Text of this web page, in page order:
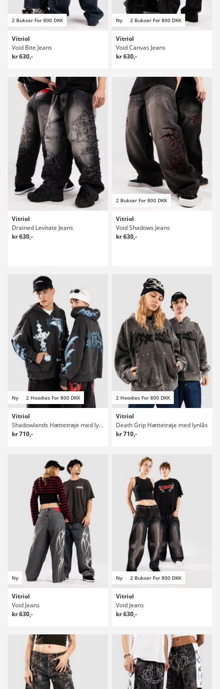
2 Bukser For 800 DKK
Vitriol
Void Bite Jeans
kr 630,-
Ny 2 Bukser For 800 DKK
Vitriol
Void Canvas Jeans
kr 630,-
Vitriol
Drained Levitate Jeans
kr 630,-
2 Bukser For 800 DKK
Vitriol
Void Shadows Jeans
kr 630,-
Ny 2 Hoodies For 800 DKK
Vitriol
Shadowlands Hættetrøje med lynlås
kr 710,-
2 Hoodies For 800 DKK
Vitriol
Death Grip Hættetrøje med lynlås
kr 710,-
Ny
Vitriol
Void Jeans
kr 630,-
Ny 2 Bukser For 800 DKK
Vitriol
Void Jeans
kr 630,-